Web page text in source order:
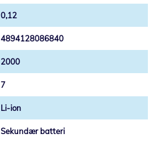
0,12
4894128086840
2000
7
Li-ion
Sekundær batteri